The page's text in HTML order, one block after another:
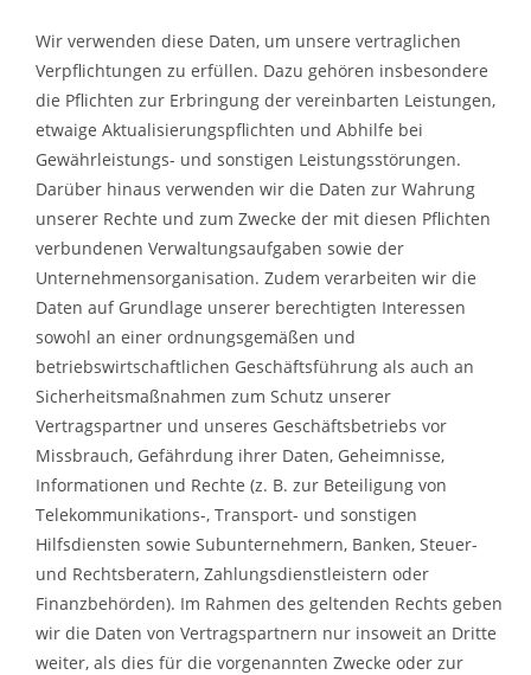
Wir verwenden diese Daten, um unsere vertraglichen
Verpflichtungen zu erfüllen. Dazu gehören insbesondere
die Pflichten zur Erbringung der vereinbarten Leistungen,
etwaige Aktualisierungspflichten und Abhilfe bei
Gewährleistungs- und sonstigen Leistungsstörungen.
Darüber hinaus verwenden wir die Daten zur Wahrung
unserer Rechte und zum Zwecke der mit diesen Pflichten
verbundenen Verwaltungsaufgaben sowie der
Unternehmensorganisation. Zudem verarbeiten wir die
Daten auf Grundlage unserer berechtigten Interessen
sowohl an einer ordnungsgemäßen und
betriebswirtschaftlichen Geschäftsführung als auch an
Sicherheitsmaßnahmen zum Schutz unserer
Vertragspartner und unseres Geschäftsbetriebs vor
Missbrauch, Gefährdung ihrer Daten, Geheimnisse,
Informationen und Rechte (z. B. zur Beteiligung von
Telekommunikations-, Transport- und sonstigen
Hilfsdiensten sowie Subunternehmern, Banken, Steuer-
und Rechtsberatern, Zahlungsdienstleistern oder
Finanzbehörden). Im Rahmen des geltenden Rechts geben
wir die Daten von Vertragspartnern nur insoweit an Dritte
weiter, als dies für die vorgenannten Zwecke oder zur